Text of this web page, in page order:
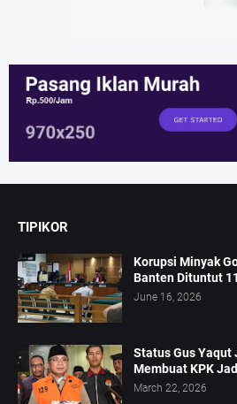
TIPIKOR
Korupsi Minyak
Banten Dituntut
June 16, 2026
Status Gus Yaqut
Membuat KPK
March 22, 2026